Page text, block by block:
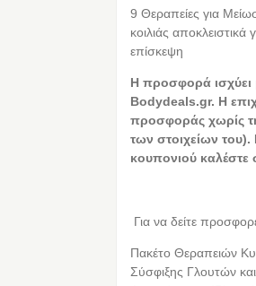
9 Θεραπείες για
κοιλιάς
επίσκεψη
Η προσφορά ισχύει
Bodydeals.gr. Η
προσφοράς χωρίς
των στοιχείων του).
κουπονιού
Για να δείτε
Πακέτο Θεραπειών
Σύσφιξης Γλουτών